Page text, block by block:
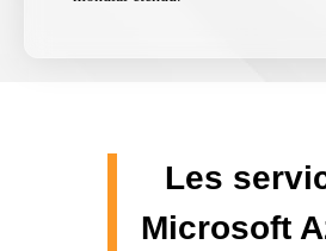
Les
Microsoft